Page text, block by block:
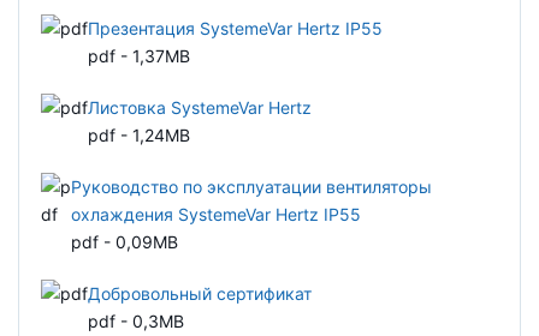
Презентация SystemeVar Hertz IP55
pdf - 1,37MB
Листовка SystemeVar Hertz
pdf - 1,24MB
Руководство по эксплуатации вентиляторы
охлаждения SystemeVar Hertz IP55
pdf - 0,09MB
Добровольный сертификат
pdf - 0,3MB